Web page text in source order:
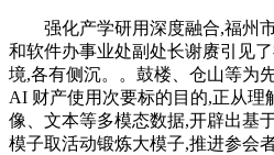
强化产学研用深度融合,福州市
和软件办事业处副处长谢赓引见
境,各有侧沉。。鼓楼、仓山等为
AI 财产使用次要标的目的,正从理
像、文本等多模态数据,开辟出基
模子取活动锻炼大模子,推进参会